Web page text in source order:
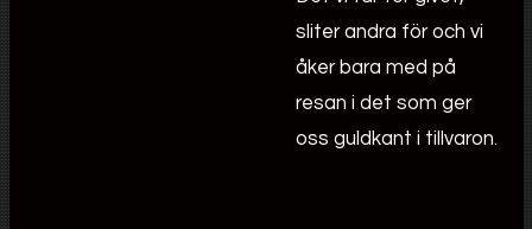
sliter andra för och vi
åker bara med på
resan i det som ger
oss guldkant i tillvaron.